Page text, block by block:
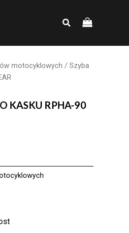
motocyklowych / Szyba
KASKU RPHA-90